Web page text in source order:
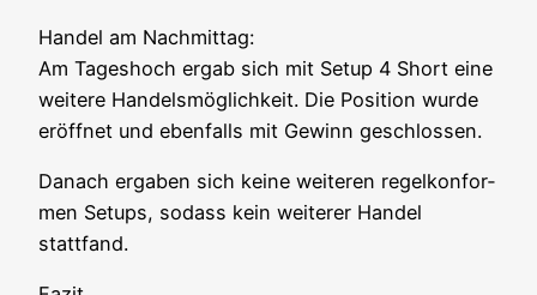
Han­del am Nach­mit­tag:
Am Tages­hoch ergab sich mit Set­up 4 Short eine
wei­te­re Han­dels­mög­lich­keit. Die Posi­ti­on wur­de
eröff­net und eben­falls mit Gewinn geschlossen.
Danach erga­ben sich kei­ne wei­te­ren regel­kon­for­
men Set­ups, sodass kein wei­te­rer Han­del
stattfand.